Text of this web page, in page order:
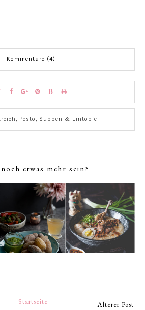
Kommentare (4)
, Pesto, Suppen & Eintöpfe
etwas mehr sein?
Älterer Post
Startseite